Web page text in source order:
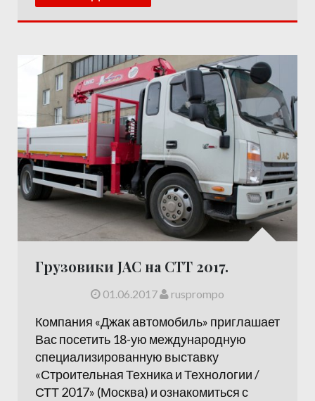
Грузовики JAC на СТТ 2017.
01.06.2017 rusprompo
Компания «Джак автомобиль» приглашает
Вас посетить 18-ую международную
специализированную выставку
«Строительная Техника и Технологии /
СТТ 2017» (Москва) и ознакомиться с